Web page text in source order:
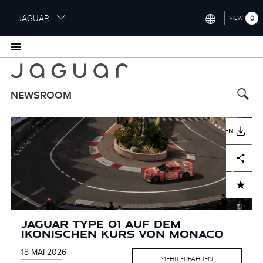
i
p
o
m
n
c
o
e
JAGUAR
NORTH AMERICA (ENGLISH)
GERMANY (DEUTSCH)
FRANCE (FRANÇAIS)
SPAIN (ESPAÑOL)
ITALY (ITALIANO)
VIEW 0
NEWSROOM
HERUNTERLADEN
Facebook
X Share
ADD TO CART
B
i
d
ORIGINALITÄT OHNE
KOMPROMISSE. JAGUAR UND DAS
DIE GEWINNER DER JAGUAR
HERUNTERLADEN
Facebook
X Share
ADD TO CART
B
i
d
JAGUAR TYPE 01 AUF DEM
IKONISCHEN KURS VON MONACO
18 MAI 2026
MEHR ERFAHREN
HERUNTERLADEN
Facebook
X Share
ADD TO CART
B
i
d
JAGUAR TYPE 01. EIN NAME FÜR
EINE NEUE ÄRA
13 MAI 2026
MEHR ERFAHREN
HERUNTERLADEN
Facebook
X Share
ADD TO CART
B
i
d
INSPIRIERTE INGENIEURSKUNST:
DER NEUE LUXURIÖSE GT FÄHRT
HERUNTERLADEN
Facebook
X Share
ADD TO CART
B
i
d
FESSELND, SOUVERÄN,
KOMFORTABEL: JAGUAR LUXUS GT
WINTERTESTSAISON
HERUNTERLADEN
Facebook
X Share
ADD TO CART
B
i
d
JAGUAR FEIERT 90-JÄHRIGES
JUBILÄUM
04 DEZEMBER 2025
MEHR ERFAHREN
HERUNTERLADEN
Facebook
X Share
ADD TO CART
B
i
d
JAGUAR ART AWARDS: SHORTLIST
BEKANNTGEGEBEN
24 JUNI 2025
MEHR ERFAHREN
HERUNTERLADEN
Facebook
X Share
ADD TO CART
B
i
d
JAGUAR VERKÜNDET
PARTNERSCHAFT MIT ROYAL
NEUEN AWARD, UM ETHOS DER